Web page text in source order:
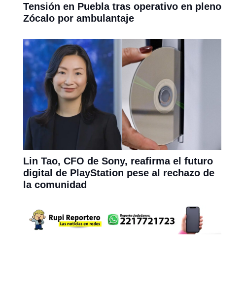
Tensión en Puebla tras operativo en pleno
Zócalo por ambulantaje
Lin Tao, CFO de Sony, reafirma el futuro
digital de PlayStation pese al rechazo de
la comunidad